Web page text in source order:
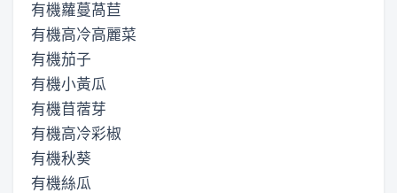
有機蘿蔓萵苣
有機高冷高麗菜
有機茄子
有機小黃瓜
有機苜蓿芽
有機高冷彩椒
有機秋葵
有機絲瓜